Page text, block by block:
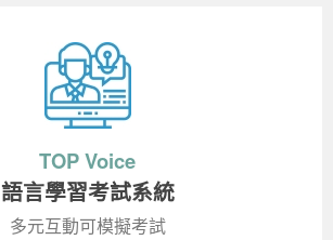
語言學習考試系統
TOP Voice
多元互動可模擬考試